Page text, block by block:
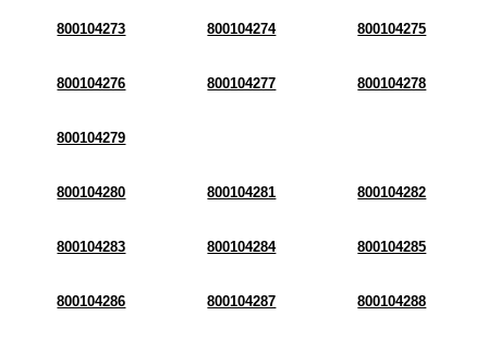
800104273 800104274 800104275
800104276 800104277 800104278
800104279
800104280 800104281 800104282
800104283 800104284 800104285
800104286 800104287 800104288